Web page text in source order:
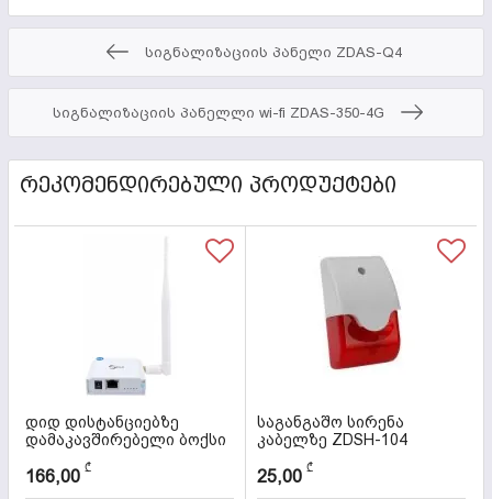
სიგნალიზაციის პანელი ZDAS-Q4
სიგნალიზაციის პანელლი wi-fi ZDAS-350-4G
ᲠᲔᲙᲝᲛᲔᲜᲓᲘᲠᲔᲑᲣᲚᲘ ᲞᲠᲝᲓᲣᲥᲢᲔᲑᲘ
დიდ დისტანციებზე
დამაკავშირებელი ბოქსი
კოდი: 87306
166,00 ₾
საგანგაშო სირენა
კაბელზე ZDSH-104
000066
25,00 ₾